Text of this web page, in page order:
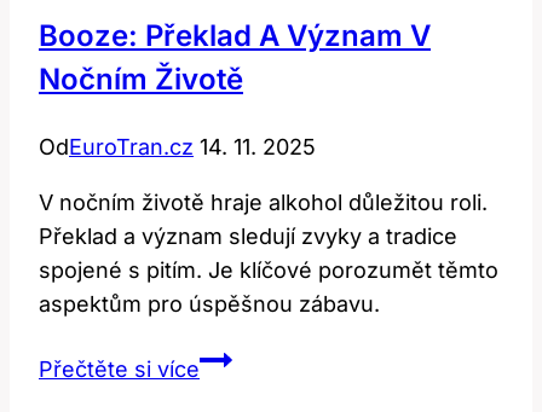
Booze: Překlad A Význam V
Nočním Životě
OdEuroTran.cz 14. 11. 2025
V nočním životě hraje alkohol důležitou roli.
Překlad a význam sledují zvyky a tradice
spojené s pitím. Je klíčové porozumět těmto
aspektům pro úspěšnou zábavu.
Přečtěte si víceBooze: